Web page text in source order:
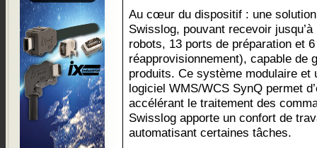
Au cœur du dispositif : une
Swisslog, pouvant recevoir
robots, 13 ports de préparation et
réapprovisionnement), capable de
produits. Ce système modulaire
logiciel WMS/WCS SynQ permet
accélérant le traitement des
Swisslog apporte un confort de
automatisant certaines tâches.